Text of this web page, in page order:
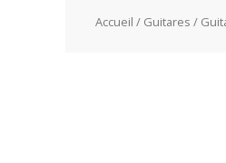
Accueil / Guitares /